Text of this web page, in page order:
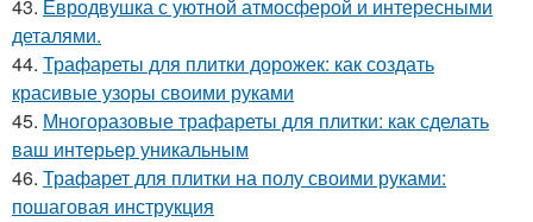
43. Евродвушка с уютной атмосферой и интересными
деталями.
44. Трафареты для плитки дорожек: как создать
красивые узоры своими руками
45. Многоразовые трафареты для плитки: как сделать
ваш интерьер уникальным
46. Трафарет для плитки на полу своими руками:
пошаговая инструкция